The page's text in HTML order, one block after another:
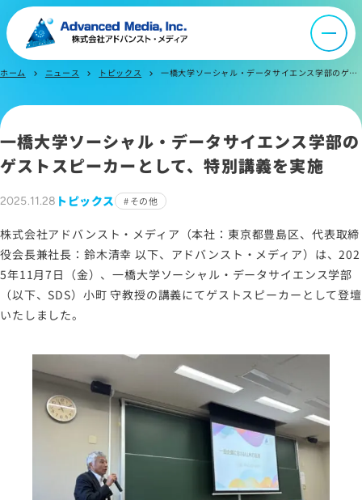
オウンドメディア
ニュース
IR情報
よくあるご質問
お問い合わせ
ソーシャルメディアポリシー
プライバシーポリシー
情報セキュリティポリシー
労働者派遣事業に関わる情報
メールマガジン
ホーム chevron_right ニュース chevron_right トピックス chevron_right 一橋大学ソーシャル・データサイエンス学部のゲストスピーカーとして、特別講義を実施
一橋大学ソーシャル・データサイエンス学部の
ゲストスピーカーとして、特別講義を実施
2025.11.28 トピックス その他
株式会社アドバンスト・メディア（本社：東京都豊島区、代表取締
役会長兼社長：鈴木清幸 以下、アドバンスト・メディア）は、202
5年11月7日（金）、一橋大学ソーシャル・データサイエンス学部
（以下、SDS）小町 守教授の講義にてゲストスピーカーとして登壇
いたしました。